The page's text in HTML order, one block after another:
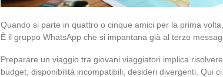
Quando si parte in quattro o cinque amici per la prima
È il gruppo WhatsApp che si impantana già al terzo
Preparare un viaggio tra giovani viaggiatori implica
budget, disponibilità incompatibili, desideri divergenti. Qui